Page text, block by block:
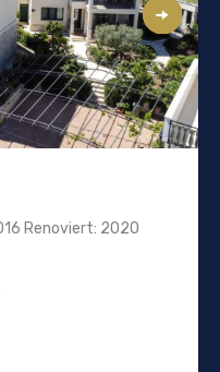
Renoviert: 2020